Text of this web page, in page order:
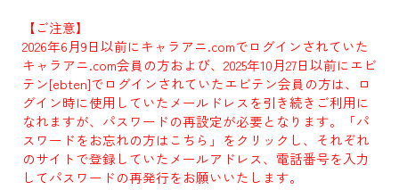
【ご注意】
2026年6月9日以前にキャラアニ.comでログインされていた
キャラアニ.com会員の方および、2025年10月27日以前にエビ
テン[ebten]でログインされていたエビテン会員の方は、ロ
グイン時に使用していたメールドレスを引き続きご利用に
なれますが、パスワードの再設定が必要となります。「パ
スワードをお忘れの方はこちら」をクリックし、それぞれ
のサイトで登録していたメールアドレス、電話番号を入力
してパスワードの再発行をお願いいたします。